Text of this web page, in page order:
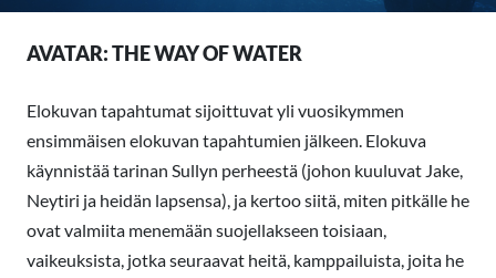
AVATAR: THE WAY OF WATER
Elokuvan tapahtumat sijoittuvat yli vuosikymmen
ensimmäisen elokuvan tapahtumien jälkeen. Elokuva
käynnistää tarinan Sullyn perheestä (johon kuuluvat Jake,
Neytiri ja heidän lapsensa), ja kertoo siitä, miten pitkälle he
ovat valmiita menemään suojellakseen toisiaan,
vaikeuksista, jotka seuraavat heitä, kamppailuista, joita he